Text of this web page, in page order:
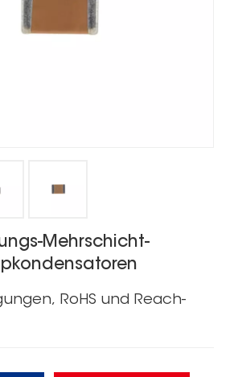
Mehrschicht-
RoHS und Reach-